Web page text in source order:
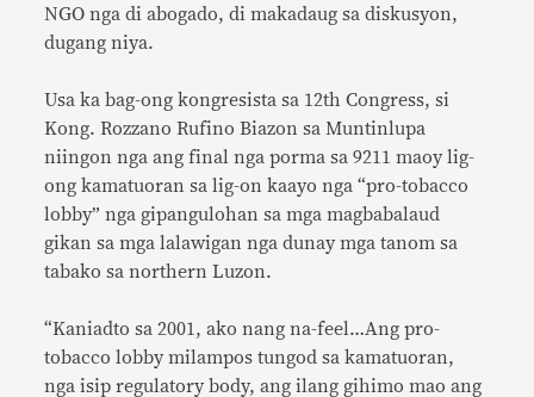
NGO nga di abogado, di makadaug sa diskusyon,
dugang niya.
Usa ka bag-ong kongresista sa 12th Congress, si
Kong. Rozzano Rufino Biazon sa Muntinlupa
niingon nga ang final nga porma sa 9211 maoy lig-
ong kamatuoran sa lig-on kaayo nga “pro-tobacco
lobby” nga gipangulohan sa mga magbabalaud
gikan sa mga lalawigan nga dunay mga tanom sa
tabako sa northern Luzon.
“Kaniadto sa 2001, ako nang na-feel…Ang pro-
tobacco lobby milampos tungod sa kamatuoran,
nga isip regulatory body, ang ilang gihimo mao ang